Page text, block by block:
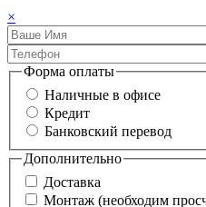
×
Форма оплаты
Наличные в офисе
Кредит
Банковский перевод
Дополнительно
Доставка
Монтаж (необходим